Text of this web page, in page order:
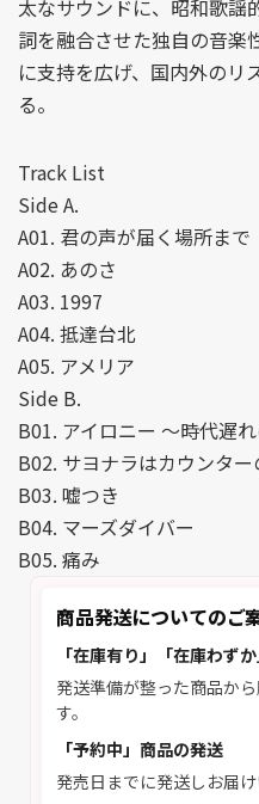
太なサウンドに、昭和歌謡
詞を融合させた独自の音楽
に支持を広げ、国内外のリ
る。
Track List
Side A.
A01. 君の声が届く場所まで
A02. あのさ
A03. 1997
A04. 抵達台北
A05. アメリア
Side B.
B01. アイロニー ～時代遅
B02. サヨナラはカウンター
B03. 嘘つき
B04. マーズダイバー
B05. 痛み
商品発送についてのご
「在庫有り」「在庫わず
発送準備が整った商品か
す。
「予約中」商品の発送
発売日までに発送しお届け